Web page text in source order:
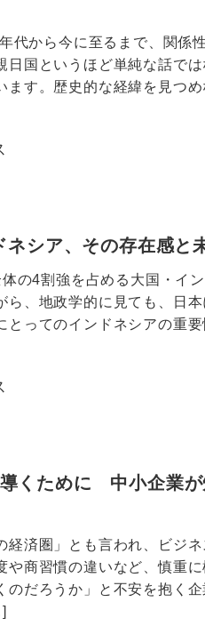
代から今に至るまで、関係
日国というほど単純な話で
ます。歴史的な経緯を見つめ
シア、その存在感と
の4割強を占める大国・イ
ら、地政学的に見ても、日
とってのインドネシアの重要
くために 中小企業が
経済圏」とも言われ、ビジ
や商習慣の違いなど、慎重
のだろうか」と不安を抱く企